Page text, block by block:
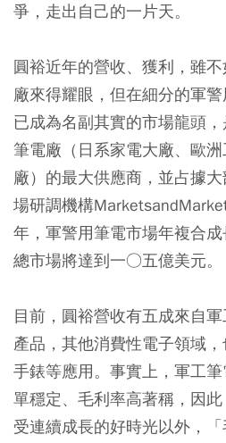
爭，走出自己的一片天。
圓裕近年的營收、獲利，雖
廠來得耀眼，但在細分的軍
已成為名副其實的市場龍頭
筆電廠（日系家電大廠、歐
廠）的最大供應商，並占據
場研調機構
年，軍警用筆電市場年複合成
總市場將達到一○五億美元。
目前，圓裕營收有五成來自
產品，其他消費性電子領域
手錶等應用。事實上，軍工
單穩定、毛利率高著稱，因
受連續成長的好時光以外，